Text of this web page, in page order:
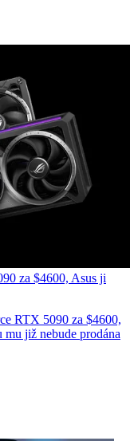
za $4600, Asus ji
RTX 5090 za $4600,
mu již nebude prodána